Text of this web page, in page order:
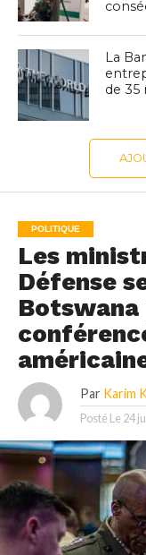
La
de 35
POLITIQUE
Les
Défense
Botswana
Par Karim
Posté Le 24